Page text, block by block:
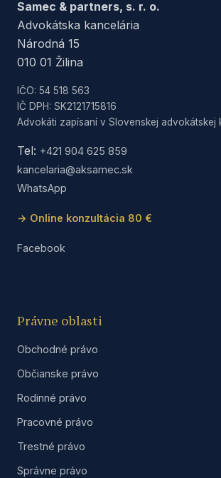
Samec & partners, s. r. o.
Advokátska kancelária
Národná 15
010 01 Žilina
IČO: 54 518 563
IČ DPH: SK2121715816
Advokáti zapísaní v Slovenskej advokátskej
Tel: +421 904 625 859
kancelaria@aksamec.sk
WhatsApp
→ Online konzultácia 80 €
Facebook
Právne oblasti
Obchodné právo
Občianske právo
Rodinné právo
Pracovné právo
Trestné právo
Správne právo